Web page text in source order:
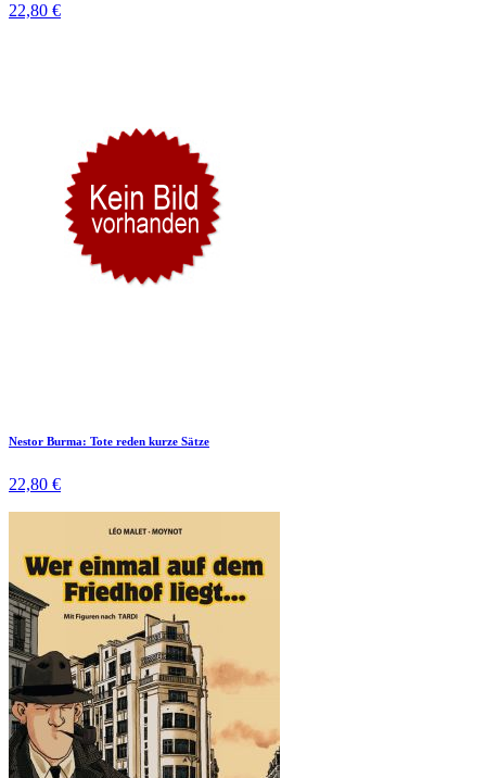
22,80 €
Nestor Burma: Tote reden kurze Sätze
22,80 €